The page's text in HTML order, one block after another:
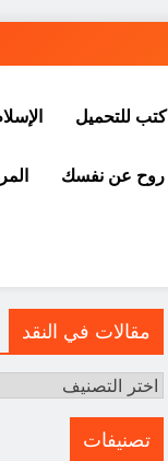
كتب للتحميل
روح عن نفسك
مقالات في النقد
مقالات
النقد
تصنيفات